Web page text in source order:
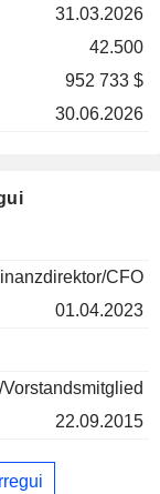
Bewertung
31.03.2026
42.500
952 733 $
30.06.2026
CFO
01.04.2023
Vorstandsmitglied
22.09.2015